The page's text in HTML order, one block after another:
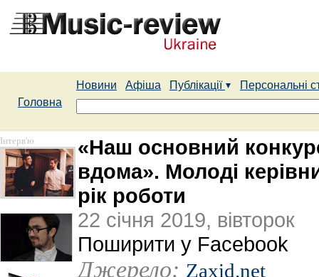
Новини Афіша Публікації
Персональні
Головна
Інтерв'ю
«Наш основний
вдома». Молоді
рік роботи
22 січня 2019, вівторок
Поширити у Facebook
Джерело: Zaxid.net